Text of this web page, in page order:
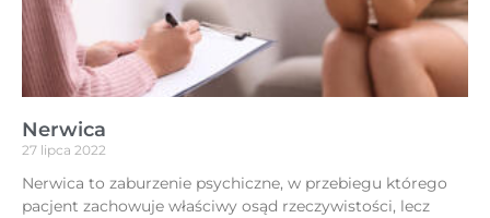
Nerwica
27 lipca 2022
Nerwica to zaburzenie psychiczne, w przebiegu którego
pacjent zachowuje właściwy osąd rzeczywistości, lecz